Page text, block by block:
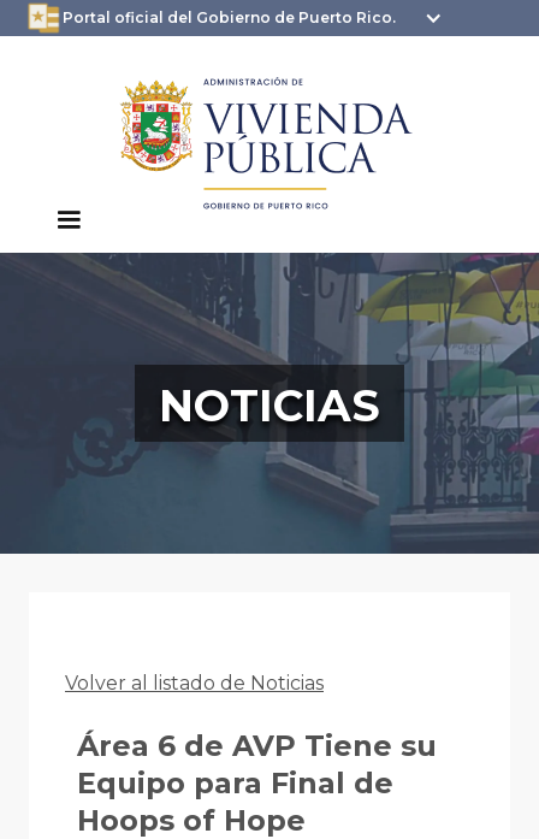
Portal oficial del Gobierno de Puerto Rico.
oficial.pr.gov
seguros .pr.gov usan
HTTPS
NOTICIAS
Volver al listado de Noticias
Área 6 de AVP Tiene su
Equipo para Final de
Hoops of Hope